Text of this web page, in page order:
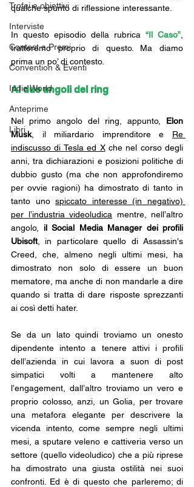
Trofei e obiettivi
Interviste
Contest e Premi
Convention & Eventi
Indie World
Anteprime
Libri
qualche spunto di riflessione interessante.
In questo episodio della rubrica “Il Caso”
tratteremo proprio di questo. Ma diamo
prima un po’ di contesto.
Ai due angoli del ring
Nel primo angolo del ring, appunto, Elon
Musk, il miliardario imprenditore e Re
indiscusso di Tesla ed X che nel corso degli
anni, tra dichiarazioni e posizioni politiche di
dubbio gusto (ma che non approfondiremo
per ovvie ragioni) ha dimostrato di tanto in
tanto uno spiccato interesse (in negativo)
per l’industria videoludica mentre, nell’altro
angolo,
il Social Media Manager dei profili
Ubisoft, in particolare quello di Assassin's
Creed,
che, almeno negli ultimi mesi, ha
dimostrato non solo di essere un buon
mematore, ma anche di non mandarle a dire
quando si tratta di dare risposte sprezzanti
ai così detti hater.
Se da un lato quindi troviamo un onesto
dipendente intento a tenere attivi i profili
dell’azienda in cui lavora a suon di post
simpatici volti a mantenere alto
l’engagement, dall’altro troviamo un vero e
proprio colosso, anzi, un Golia, per trovare
una metafora elegante per descrivere la
vicenda intento, come sempre negli ultimi
mesi, a sputare veleno e cattiveria verso un
settore (quello videoludico) che a più riprese
ha dimostrato una giusta ostilità nei suoi